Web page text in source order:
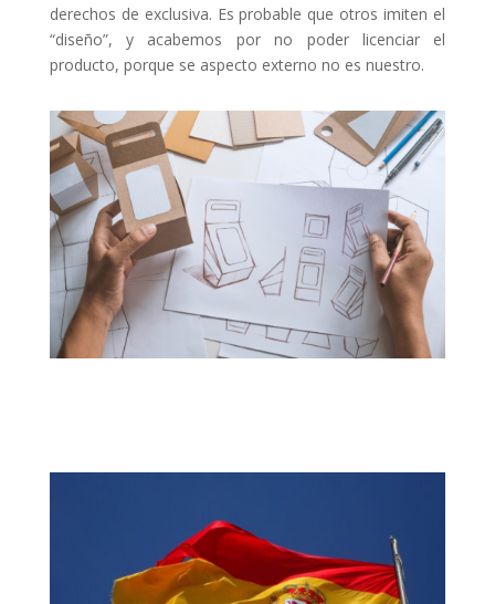
derechos de exclusiva. Es probable que otros imiten el
“diseño”, y acabemos por no poder licenciar el
producto, porque se aspecto externo no es nuestro.